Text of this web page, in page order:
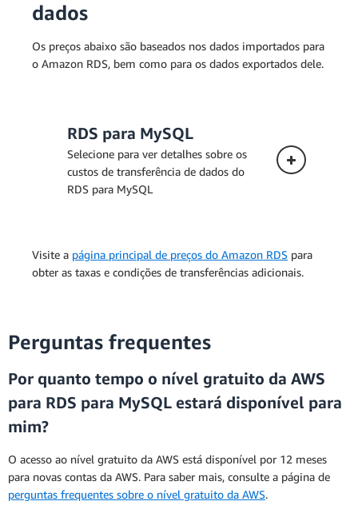
dados
Os preços abaixo são baseados nos dados importados para
o Amazon RDS, bem como para os dados exportados dele.
RDS para MySQL
Selecione para ver detalhes sobre os
custos de transferência de dados do
RDS para MySQL
Visite a página principal de preços do Amazon RDS para
obter as taxas e condições de transferências adicionais.
Perguntas frequentes
Por quanto tempo o nível gratuito da AWS
para RDS para MySQL estará disponível para
mim?
O acesso ao nível gratuito da AWS está disponível por 12 meses
para novas contas da AWS. Para saber mais, consulte a página de
perguntas frequentes sobre o nível gratuito da AWS.